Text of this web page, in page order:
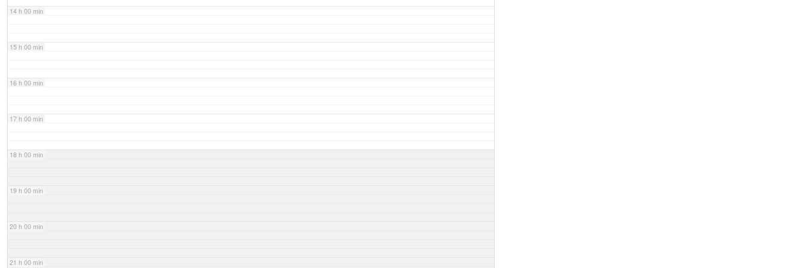
14 h 00 min
15 h 00 min
16 h 00 min
17 h 00 min
18 h 00 min
19 h 00 min
20 h 00 min
21 h 00 min